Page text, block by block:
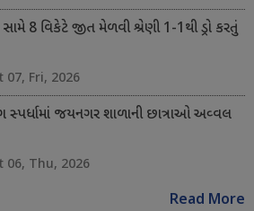
સામે 8 વિકેટે જીત મેળવી શ્રેણી 1-1થી ડ્રો કરતું
07, Fri, 2026
સ્પર્ધામાં જયનગર શાળાની છાત્રાઓ અવ્વલ
06, Thu, 2026
Read More